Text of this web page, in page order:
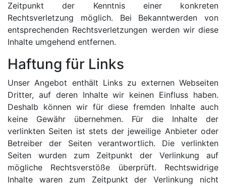
Zeitpunkt der Kenntnis einer konkreten
Rechtsverletzung möglich. Bei Bekanntwerden von
entsprechenden Rechtsverletzungen werden wir diese
Inhalte umgehend entfernen.
Haftung für Links
Unser Angebot enthält Links zu externen Webseiten
Dritter, auf deren Inhalte wir keinen Einfluss haben.
Deshalb können wir für diese fremden Inhalte auch
keine Gewähr übernehmen. Für die Inhalte der
verlinkten Seiten ist stets der jeweilige Anbieter oder
Betreiber der Seiten verantwortlich. Die verlinkten
Seiten wurden zum Zeitpunkt der Verlinkung auf
mögliche Rechtsverstöße überprüft. Rechtswidrige
Inhalte waren zum Zeitpunkt der Verlinkung nicht